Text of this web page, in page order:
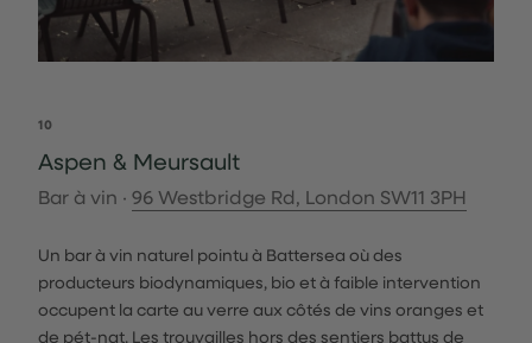
10
Aspen & Meursault
Bar à vin · 96 Westbridge Rd, London SW11 3PH
Un bar à vin naturel pointu à Battersea où des
producteurs biodynamiques, bio et à faible intervention
occupent la carte au verre aux côtés de vins oranges et
de pét-nat. Les trouvailles hors des sentiers battus de